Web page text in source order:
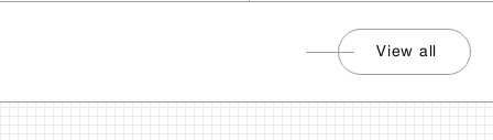
View all